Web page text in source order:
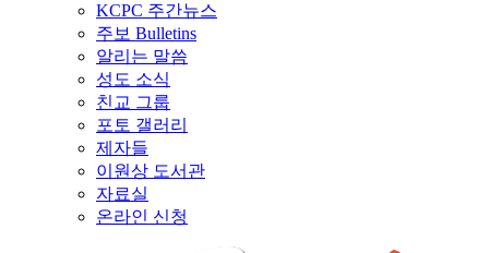
KCPC 주간뉴스
주보 Bulletins
알리는 말씀
성도 소식
친교 그룹
포토 갤러리
제자들
이원상 도서관
자료실
온라인 신청